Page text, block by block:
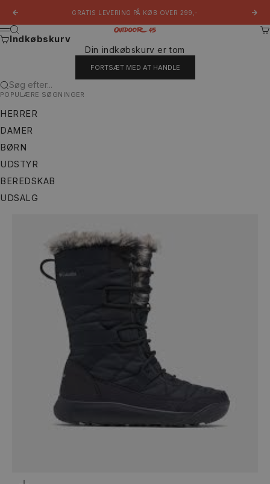
Forrige
GRATIS LEVERING PÅ KØB OVER 299,-
Outdoor 45
Menu
Søg
Indkøbskurv
Din indkøbskurv er tom
FORTSÆT MED AT HANDLE
Søg efter...
POPULÆRE SØGNINGER
HERRER
DAMER
BØRN
UDSTYR
BEREDSKAB
UDSALG